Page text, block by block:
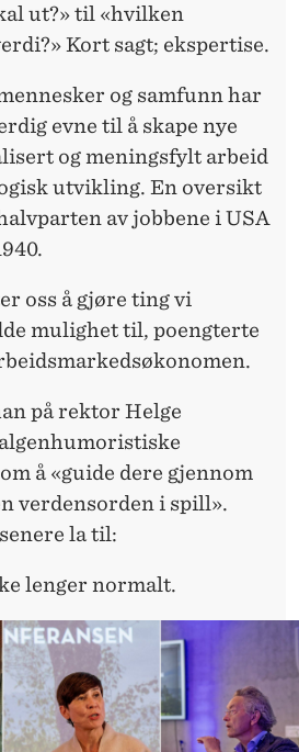
ut?» til «hvilken
Kort sagt; ekspertise.
og samfunn har
evne til å skape nye
og meningsfylt arbeid
utvikling. En oversikt
av jobbene i USA
oss å gjøre ting vi
mulighet til, poengterte
på rektor Helge
å «guide dere gjennom
verdensorden i spill».
la til:
lenger normalt.